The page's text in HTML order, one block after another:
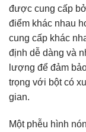
được cung cấp
điểm khác nhau
cung cấp khác
định dễ dàng và
lượng để đảm
trọng với bột có
gian.
Một phễu hình